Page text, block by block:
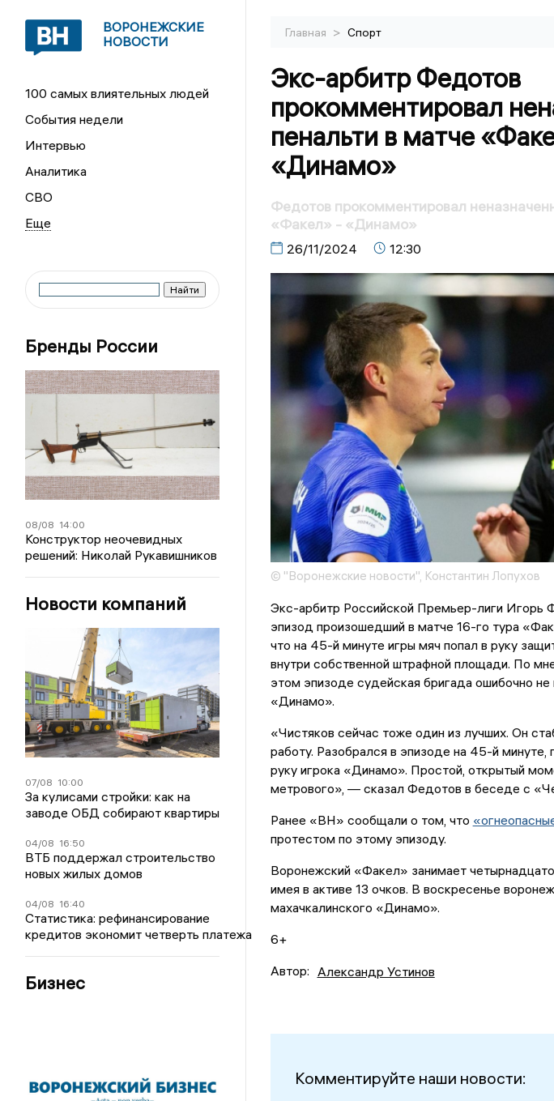
ВОРОНЕЖСКИЕ
НОВОСТИ
100 самых влиятельных людей
События недели
Интервью
Аналитика
СВО
Бренды России
08/08 14:00
Конструктор неочевидных
решений: Николай Рукавишников
Новости компаний
07/08 10:00
За кулисами стройки: как на
заводе ОБД собирают квартиры
04/08 16:50
ВТБ поддержал строительство
новых жилых домов
04/08 16:40
Статистика: рефинансирование
кредитов экономит четверть платежа
Бизнес
Главная > Спорт
Экс-арбитр Федотов
прокомментировал
пенальти в матче
«Динамо»
Федотов прокомментировал
«Факел» - «Динамо»
26/11/2024 12:30
© "Воронежские новости", Константин Лопухов
Экс-арбитр Российской Премьер-лиги Игорь
эпизод произошедший в матче 16-го тура
что на 45-й минуте игры мяч попал в руку
внутри собственной штрафной площади. По
этом эпизоде судейская бригада ошибочно не
«Динамо».
«Чистяков сейчас тоже один из лучших. Он
работу. Разобрался в эпизоде на 45-й минуте,
руку игрока «Динамо». Простой, открытый
метрового», — сказал Федотов в беседе с
Ранее «ВН» сообщали о том, что
протестом по этому эпизоду.
Воронежский «Факел» занимает
имея в активе 13 очков. В воскресенье
махачкалинского «Динамо».
6+
Автор: Александр Устинов
Комментируйте наши новости: